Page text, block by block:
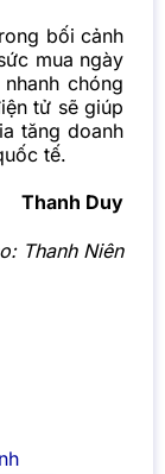
bối cảnh
mua ngày
chóng
tử sẽ giúp
tăng doanh
tế.
Thanh Duy
Thanh Niên